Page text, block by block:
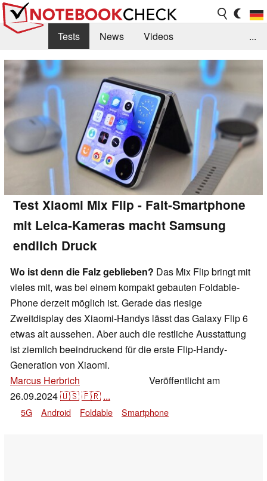
Tests News
Videos
Benchmarks & Tech
Externe Tests
Kaufberatung
Deals Suche
Jobs
Forum
...
Test Xiaomi Mix Flip - Falt-Smartphone
mit Leica-Kameras macht Samsung
endlich Druck
Wo ist denn die Falz geblieben? Das Mix Flip bringt mit
vieles mit, was bei einem kompakt gebauten Foldable-
Phone derzeit möglich ist. Gerade das riesige
Zweitdisplay des Xiaomi-Handys lässt das Galaxy Flip 6
etwas alt aussehen. Aber auch die restliche Ausstattung
ist ziemlich beeindruckend für die erste Flip-Handy-
Generation von Xiaomi.
Marcus Herbrich
Veröffentlicht am
26.09.2024🇺🇸🇫🇷 ...
5G Android Foldable Smartphone